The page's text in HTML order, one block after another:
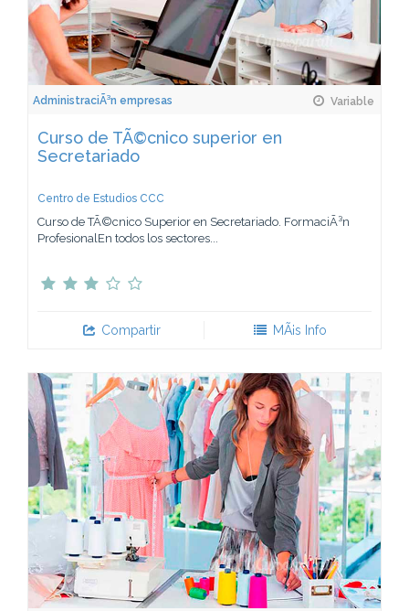
AdministraciÃ³n empresas Variable
Curso de TÃ©cnico superior en
Secretariado
Centro de Estudios CCC
Curso de TÃ©cnico Superior en Secretariado. FormaciÃ³n
ProfesionalEn todos los sectores...
Compartir MÃ¡s Info